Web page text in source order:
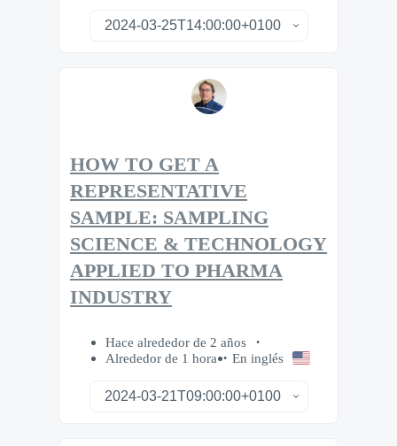
HOW TO GET A
REPRESENTATIVE
SAMPLE: SAMPLING
SCIENCE & TECHNOLOGY
APPLIED TO PHARMA
INDUSTRY
Hace alrededor de 2 años
Alrededor de 1 hora
En inglés